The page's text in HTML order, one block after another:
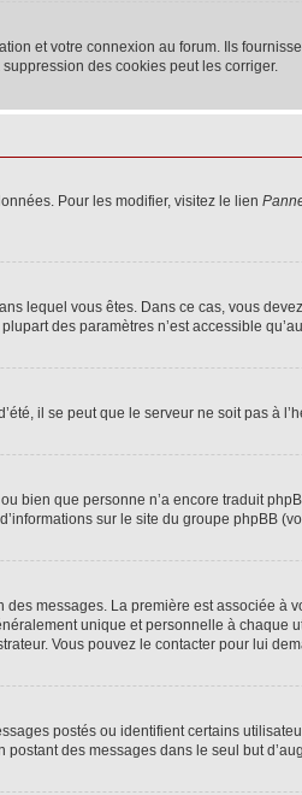
et votre connexion au forum. Ils
des cookies peut les corriger.
Pour les modifier, visitez le lien
lequel vous êtes. Dans ce cas, vous
des paramètres n’est accessible
il se peut que le serveur ne soit pas à
bien que personne n’a encore traduit
sur le site du groupe phpBB
des messages. La première est associée
unique et personnelle à chaque
Vous pouvez le contacter pour lui
postés ou identifient certains
des messages dans le seul but